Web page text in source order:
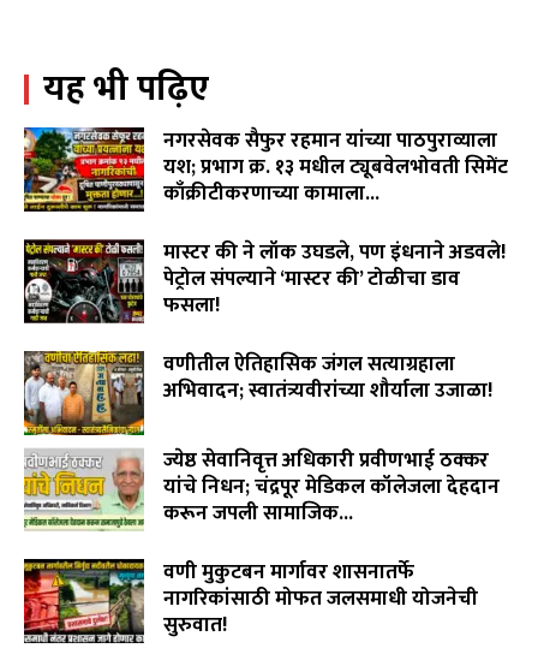
वारंवार निवेदन देऊनही जनप्रतिनिधी व लोकनिर्माण विभागाची झोप
उघडेना,खराब रस्त्यांमुळे गावकरी संतप्त.
"विमा कंपन्या मालामाल, शेतकरी कंगाल?"विजय पिदूरकर यांचा
पिक विमा कंपनीच्या धोरणाविरोधात लढा…
04:11
लोकांना भरभरून हसवणारा आज बाप आणि मुलाचं भावनिक नातं
दाखवून डोळ्यात अश्रू आणतोय…
06:41
यह भी पढ़िए
नगरसेवक सैफुर रहमान यांच्या पाठपुराव्याला
यश; प्रभाग क्र. १३ मधील ट्यूबवेलभोवती सिमेंट
काँक्रीटीकरणाच्या कामाला...
मास्टर की ने लॉक उघडले, पण इंधनाने अडवले!
पेट्रोल संपल्याने ‘मास्टर की’ टोळीचा डाव
फसला!
वणीतील ऐतिहासिक जंगल सत्याग्रहाला
अभिवादन; स्वातंत्र्यवीरांच्या शौर्याला उजाळा!
ज्येष्ठ सेवानिवृत्त अधिकारी प्रवीणभाई ठक्कर
यांचे निधन; चंद्रपूर मेडिकल कॉलेजला देहदान
करून जपली सामाजिक...
वणी मुकुटबन मार्गावर शासनातर्फे
नागरिकांसाठी मोफत जलसमाधी योजनेची
सुरुवात!